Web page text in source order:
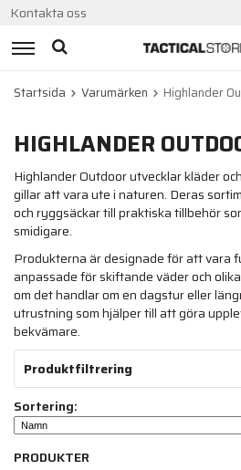
Kontakta oss
Startsida Varumärken Highlander
HIGHLANDER
Highlander Outdoor utvecklar kläder
gillar att vara ute i naturen. Deras
och ryggsäckar till praktiska tillbehör
smidigare.
Produkterna är designade för att vara
anpassade för skiftande väder och
om det handlar om en dagstur eller
utrustning som hjälper till att göra
bekvämare.
Produktfiltrering
Sortering:
PRODUKTER